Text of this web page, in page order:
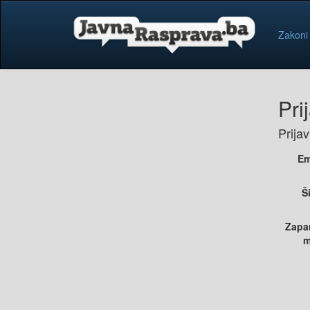
Zakoni